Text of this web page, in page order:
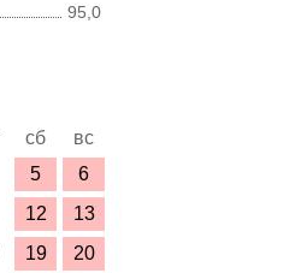
95,0
сб
вс
5
6
12
13
19
20